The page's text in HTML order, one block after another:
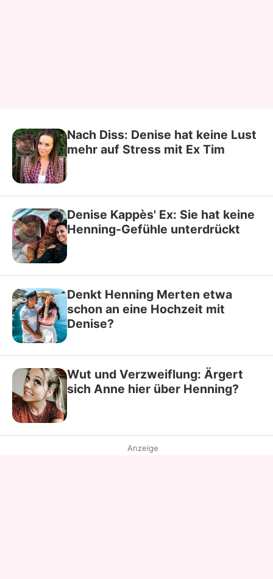
Nach Diss: Denise hat keine Lust
mehr auf Stress mit Ex Tim
Denise Kappès' Ex: Sie hat keine
Henning-Gefühle unterdrückt
Denkt Henning Merten etwa
schon an eine Hochzeit mit
Denise?
Wut und Verzweiflung: Ärgert
sich Anne hier über Henning?
Anzeige